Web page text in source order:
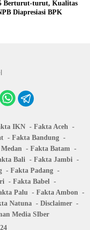
Berturut-turut, Kualitas
Diapresiasi BPK
IKN
Fakta Aceh
Fakta Bandung
Fakta Batam
Bali
Fakta Jambi
Fakta Padang
Fakta Babel
Palu
Fakta Ambon
Natuna
Disclaimer
Media SIber